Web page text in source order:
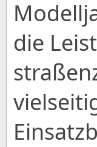
die